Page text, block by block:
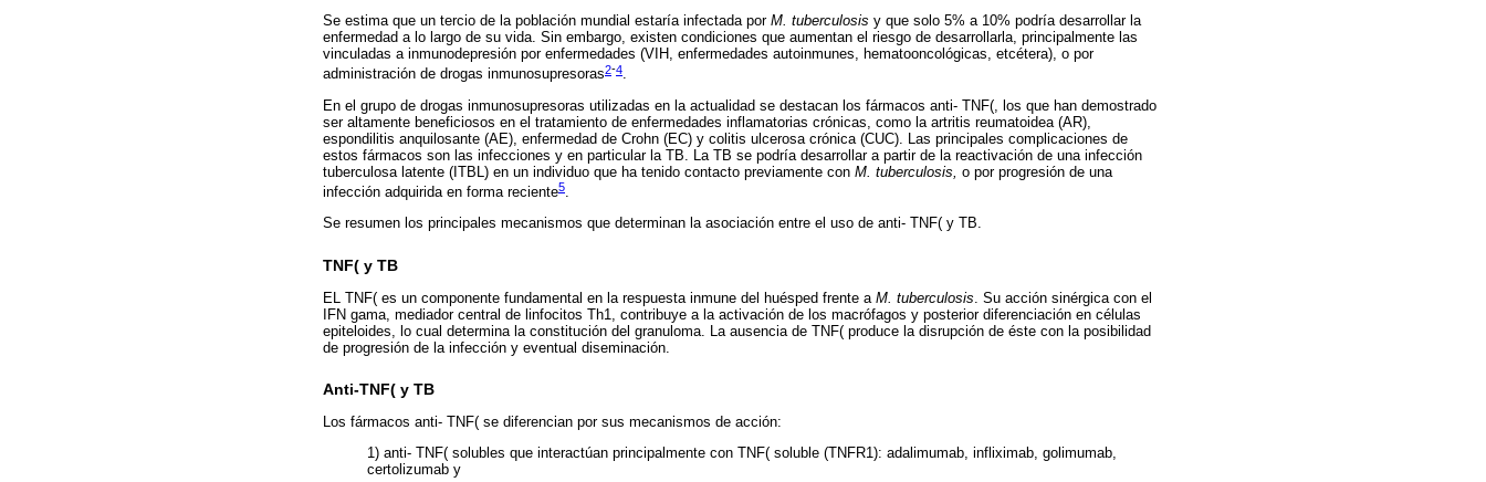
Se estima que un tercio de la población mundial estaría infectada por M. tuberculosis y que solo 5% a 10% podría desarrollar la
enfermedad a lo largo de su vida. Sin embargo, existen condiciones que aumentan el riesgo de desarrollarla, principalmente las
vinculadas a inmunodepresión por enfermedades (VIH, enfermedades autoinmunes, hematooncológicas, etcétera), o por
administración de drogas inmunosupresoras2-4.
En el grupo de drogas inmunosupresoras utilizadas en la actualidad se destacan los fármacos anti- TNF(, los que han demostrado
ser altamente beneficiosos en el tratamiento de enfermedades inflamatorias crónicas, como la artritis reumatoidea (AR),
espondilitis anquilosante (AE), enfermedad de Crohn (EC) y colitis ulcerosa crónica (CUC). Las principales complicaciones de
estos fármacos son las infecciones y en particular la TB. La TB se podría desarrollar a partir de la reactivación de una infección
tuberculosa latente (ITBL) en un individuo que ha tenido contacto previamente con M. tuberculosis, o por progresión de una
infección adquirida en forma reciente5.
Se resumen los principales mecanismos que determinan la asociación entre el uso de anti- TNF( y TB.
TNF( y TB
EL TNF( es un componente fundamental en la respuesta inmune del huésped frente a M. tuberculosis . Su acción sinérgica con el
IFN gama, mediador central de linfocitos Th1, contribuye a la activación de los macrófagos y posterior diferenciación en células
epiteloides, lo cual determina la constitución del granuloma. La ausencia de TNF( produce la disrupción de éste con la posibilidad
de progresión de la infección y eventual diseminación.
Anti-TNF( y TB
Los fármacos anti- TNF( se diferencian por sus mecanismos de acción:
1) anti- TNF( solubles que interactúan principalmente con TNF( soluble (TNFR1): adalimumab, infliximab, golimumab,
certolizumab y